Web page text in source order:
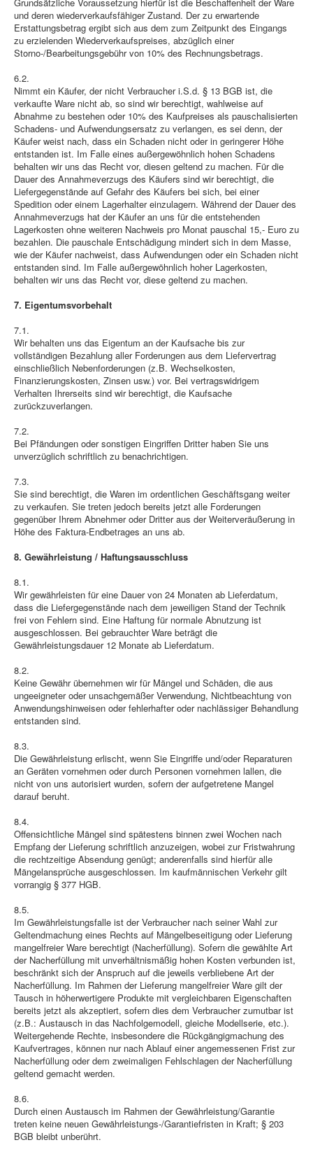
und deren wiederverkaufsfähiger Zustand. Der zu erwartende
Erstattungsbetrag ergibt sich aus dem zum Zeitpunkt des Eingangs
zu erzielenden Wiederverkaufspreises, abzüglich einer
Storno-/Bearbeitungsgebühr von 10% des Rechnungsbetrags.
6.2.
Nimmt ein Käufer, der nicht Verbraucher i.S.d. § 13 BGB ist, die
verkaufte Ware nicht ab, so sind wir berechtigt, wahlweise auf
Abnahme zu bestehen oder 10% des Kaufpreises als pauschalisierten
Schadens- und Aufwendungsersatz zu verlangen, es sei denn, der
Käufer weist nach, dass ein Schaden nicht oder in geringerer Höhe
entstanden ist. Im Falle eines außergewöhnlich hohen Schadens
behalten wir uns das Recht vor, diesen geltend zu machen. Für die
Dauer des Annahmeverzugs des Käufers sind wir berechtigt, die
Liefergegenstände auf Gefahr des Käufers bei sich, bei einer
Spedition oder einem Lagerhalter einzulagern. Während der Dauer des
Annahmeverzugs hat der Käufer an uns für die entstehenden
Lagerkosten ohne weiteren Nachweis pro Monat pauschal 15,- Euro zu
bezahlen. Die pauschale Entschädigung mindert sich in dem Masse,
wie der Käufer nachweist, dass Aufwendungen oder ein Schaden nicht
entstanden sind. Im Falle außergewöhnlich hoher Lagerkosten,
behalten wir uns das Recht vor, diese geltend zu machen.
7. Eigentumsvorbehalt
7.1.
Wir behalten uns das Eigentum an der Kaufsache bis zur
vollständigen Bezahlung aller Forderungen aus dem Liefervertrag
einschließlich Nebenforderungen (z.B. Wechselkosten,
Finanzierungskosten, Zinsen usw.) vor. Bei vertragswidrigem
Verhalten Ihrerseits sind wir berechtigt, die Kaufsache
zurückzuverlangen.
7.2.
Bei Pfändungen oder sonstigen Eingriffen Dritter haben Sie uns
unverzüglich schriftlich zu benachrichtigen.
7.3.
Sie sind berechtigt, die Waren im ordentlichen Geschäftsgang weiter
zu verkaufen. Sie treten jedoch bereits jetzt alle Forderungen
gegenüber Ihrem Abnehmer oder Dritter aus der Weiterveräußerung in
Höhe des Faktura-Endbetrages an uns ab.
8. Gewährleistung / Haftungsausschluss
8.1.
Wir gewährleisten für eine Dauer von 24 Monaten ab Lieferdatum,
dass die Liefergegenstände nach dem jeweiligen Stand der Technik
frei von Fehlern sind. Eine Haftung für normale Abnutzung ist
ausgeschlossen. Bei gebrauchter Ware beträgt die
Gewährleistungsdauer 12 Monate ab Lieferdatum.
8.2.
Keine Gewähr übernehmen wir für Mängel und Schäden, die aus
ungeeigneter oder unsachgemäßer Verwendung, Nichtbeachtung von
Anwendungshinweisen oder fehlerhafter oder nachlässiger Behandlung
entstanden sind.
8.3.
Die Gewährleistung erlischt, wenn Sie Eingriffe und/oder Reparaturen
an Geräten vornehmen oder durch Personen vornehmen lallen, die
nicht von uns autorisiert wurden, sofern der aufgetretene Mangel
darauf beruht.
8.4.
Offensichtliche Mängel sind spätestens binnen zwei Wochen nach
Empfang der Lieferung schriftlich anzuzeigen, wobei zur Fristwahrung
die rechtzeitige Absendung genügt; anderenfalls sind hierfür alle
Mängelansprüche ausgeschlossen. Im kaufmännischen Verkehr gilt
vorrangig § 377 HGB.
8.5.
Im Gewährleistungsfalle ist der Verbraucher nach seiner Wahl zur
Geltendmachung eines Rechts auf Mängelbeseitigung oder Lieferung
mangelfreier Ware berechtigt (Nacherfüllung). Sofern die gewählte Art
der Nacherfüllung mit unverhältnismäßig hohen Kosten verbunden ist,
beschränkt sich der Anspruch auf die jeweils verbliebene Art der
Nacherfüllung. Im Rahmen der Lieferung mangelfreier Ware gilt der
Tausch in höherwertigere Produkte mit vergleichbaren Eigenschaften
bereits jetzt als akzeptiert, sofern dies dem Verbraucher zumutbar ist
(z.B.: Austausch in das Nachfolgemodell, gleiche Modellserie, etc.).
Weitergehende Rechte, insbesondere die Rückgängigmachung des
Kaufvertrages, können nur nach Ablauf einer angemessenen Frist zur
Nacherfüllung oder dem zweimaligen Fehlschlagen der Nacherfüllung
geltend gemacht werden.
8.6.
Durch einen Austausch im Rahmen der Gewährleistung/Garantie
treten keine neuen Gewährleistungs-/Garantiefristen in Kraft; § 203
BGB bleibt unberührt.